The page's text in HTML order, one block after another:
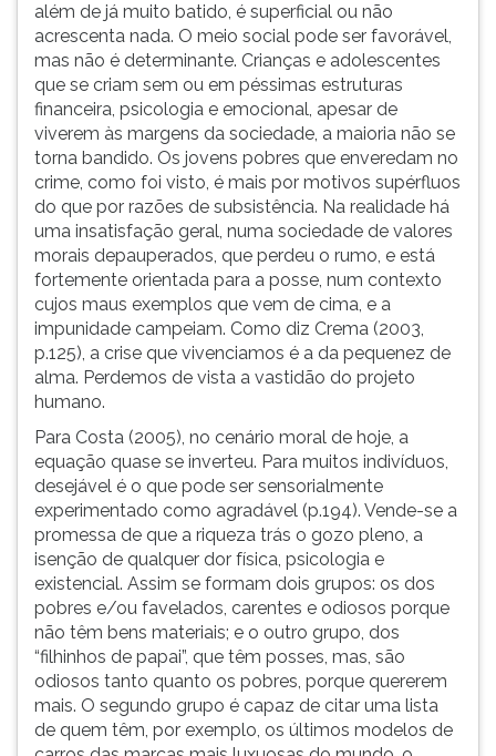
além de já muito batido, é superficial ou não
acrescenta nada. O meio social pode ser favorável,
mas não é determinante. Crianças e adolescentes
que se criam sem ou em péssimas estruturas
financeira, psicologia e emocional, apesar de
viverem às margens da sociedade, a maioria não se
torna bandido. Os jovens pobres que enveredam no
crime, como foi visto, é mais por motivos supérfluos
do que por razões de subsistência. Na realidade há
uma insatisfação geral, numa sociedade de valores
morais depauperados, que perdeu o rumo, e está
fortemente orientada para a posse, num contexto
cujos maus exemplos que vem de cima, e a
impunidade campeiam. Como diz Crema (2003,
p.125), a crise que vivenciamos é a da pequenez de
alma. Perdemos de vista a vastidão do projeto
humano.
Para Costa (2005), no cenário moral de hoje, a
equação quase se inverteu. Para muitos indivíduos,
desejável é o que pode ser sensorialmente
experimentado como agradável (p.194). Vende-se a
promessa de que a riqueza trás o gozo pleno, a
isenção de qualquer dor física, psicologia e
existencial. Assim se formam dois grupos: os dos
pobres e/ou favelados, carentes e odiosos porque
não têm bens materiais; e o outro grupo, dos
“filhinhos de papai”, que têm posses, mas, são
odiosos tanto quanto os pobres, porque quererem
mais. O segundo grupo é capaz de citar uma lista
de quem têm, por exemplo, os últimos modelos de